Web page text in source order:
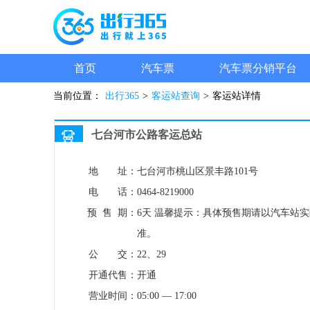
首页 汽车票 汽车票分销平台
当前位置： 出行365 > 客运站查询 > 客运站详情
七台河市公路客运总站
地 址： 七台河市桃山区景丰路101号
电 话： 0464-8219000
预 售 期： 6天 温馨提示：具体预售期请以汽车站
准。
公 交： 22、29
开通代售： 开通
营业时间： 05:00 — 17:00